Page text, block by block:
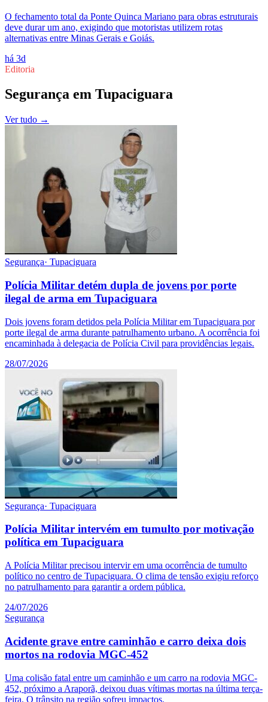
O fechamento total da Ponte Quinca Mariano para obras estruturais
deve durar um ano, exigindo que motoristas utilizem rotas
alternativas entre Minas Gerais e Goiás.
há 3d
Editoria
Segurança em Tupaciguara
Ver tudo →
Segurança· Tupaciguara
Polícia Militar detém dupla de jovens por porte
ilegal de arma em Tupaciguara
Dois jovens foram detidos pela Polícia Militar em Tupaciguara por
porte ilegal de arma durante patrulhamento urbano. A ocorrência foi
encaminhada à delegacia de Polícia Civil para providências legais.
28/07/2026
Segurança· Tupaciguara
Polícia Militar intervém em tumulto por motivação
política em Tupaciguara
A Polícia Militar precisou intervir em uma ocorrência de tumulto
político no centro de Tupaciguara. O clima de tensão exigiu reforço
no patrulhamento para garantir a ordem pública.
24/07/2026
Segurança
Acidente grave entre caminhão e carro deixa dois
mortos na rodovia MGC-452
Uma colisão fatal entre um caminhão e um carro na rodovia MGC-
452, próximo a Araporã, deixou duas vítimas mortas na última terça-
feira. O trânsito na região sofreu impactos.